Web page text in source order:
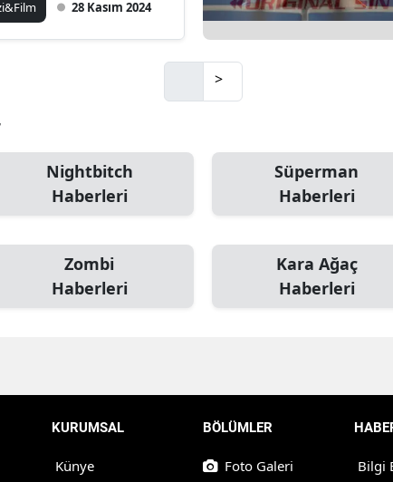
Kim Çıkıyor
28 Kasım 2024
>
Nightbitch
Haberleri
Süperman
Haberleri
Zombi
Haberleri
Kara Ağaç
Haberleri
KURUMSAL
Künye
BÖLÜMLER
Foto Galeri
Bilgi